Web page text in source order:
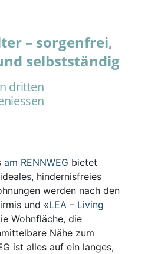
– sorgenfrei,
selbstständig
dritten
RENNWEG bietet
hindernisfreies
werden nach den
und «LEA – Living
Wohnfläche, die
Nähe zum
ist alles auf ein langes,